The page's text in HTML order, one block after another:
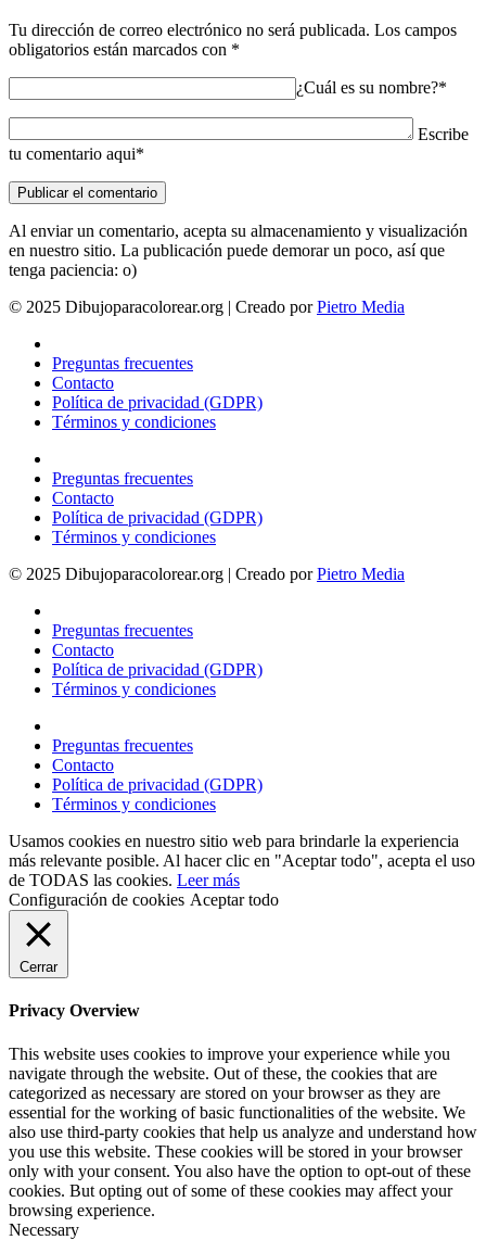
Tu dirección de correo electrónico no será publicada. Los campos
obligatorios están marcados con *
¿Cuál es su nombre?*
Escribe
tu comentario aqui*
Al enviar un comentario, acepta su almacenamiento y visualización
en nuestro sitio. La publicación puede demorar un poco, así que
tenga paciencia: o)
© 2025 Dibujoparacolorear.org | Creado porPietro Media
Preguntas frecuentes
Contacto
Política de privacidad (GDPR)
Términos y condiciones
Preguntas frecuentes
Contacto
Política de privacidad (GDPR)
Términos y condiciones
© 2025 Dibujoparacolorear.org | Creado porPietro Media
Preguntas frecuentes
Contacto
Política de privacidad (GDPR)
Términos y condiciones
Preguntas frecuentes
Contacto
Política de privacidad (GDPR)
Términos y condiciones
Usamos cookies en nuestro sitio web para brindarle la experiencia
más relevante posible. Al hacer clic en "Aceptar todo", acepta el uso
de TODAS las cookies. Leer más
Configuración de cookies Aceptar todo
Cerrar
Privacy Overview
This website uses cookies to improve your experience while you
navigate through the website. Out of these, the cookies that are
categorized as necessary are stored on your browser as they are
essential for the working of basic functionalities of the website. We
also use third-party cookies that help us analyze and understand how
you use this website. These cookies will be stored in your browser
only with your consent. You also have the option to opt-out of these
cookies. But opting out of some of these cookies may affect your
browsing experience.
Necessary